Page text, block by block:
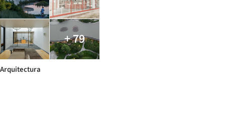
+ 79
Arquitectura